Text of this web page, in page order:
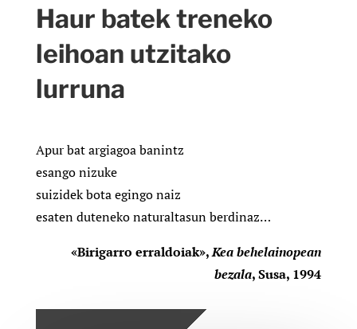
Haur batek treneko
leihoan utzitako
lurruna
Apur bat argiagoa banintz
esango nizuke
suizidek bota egingo naiz
esaten duteneko naturaltasun berdinaz…
«Birigarro erraldoiak»,Kea behelainopean
bezala, Susa, 1994